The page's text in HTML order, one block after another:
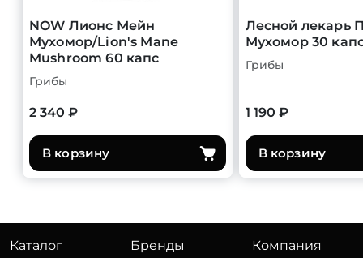
NOW Лионс Мейн
Мухомор/Lion's Mane
Mushroom 60 капс
Грибы
2 340 ₽
В корзину
Лесной лекарь
Мухомор 30
Грибы
1 190 ₽
В корзину
Каталог Бренды Компания